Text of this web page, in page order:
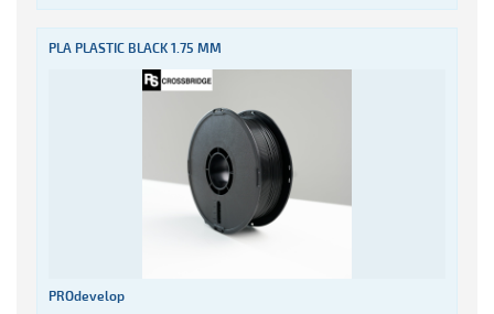
PLA PLASTIC BLACK 1.75 MM
PROdevelop